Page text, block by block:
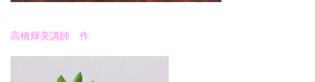
高橋輝美講師 作